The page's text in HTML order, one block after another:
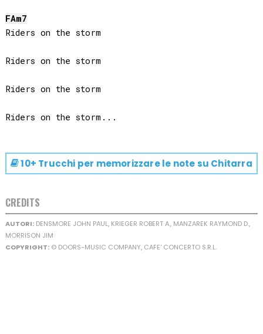
FAm7
Riders on the storm
Riders on the storm
Riders on the storm
10+ Trucchi per memorizzare le note su Chitarra
CREDITS
AUTORI:DENSMORE JOHN PAUL, KRIEGER ROBERT A., MANZAREK RAYMOND D.,
MORRISON JIM
COPYRIGHT:© DOORS-MUSIC COMPANY, CAFE' CONCERTO S.R.L.